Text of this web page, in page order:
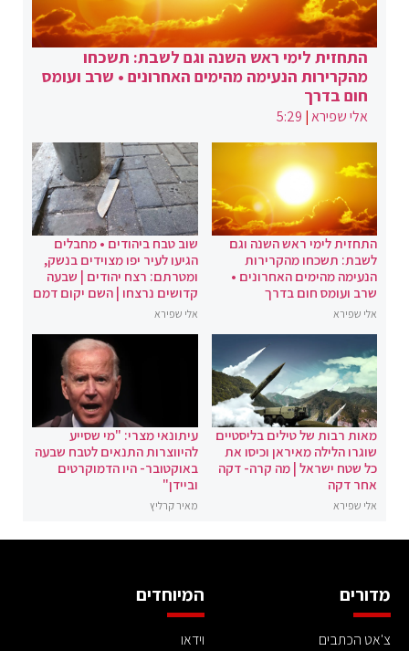
התחזית לימי ראש השנה וגם לשבת: תשכחו
מהקרירות הנעימה מהימים האחרונים • שרב ועומס
חום בדרך
אלי שפירא|
5:29
התחזית לימי ראש השנה וגם
לשבת: תשכחו מהקרירות
הנעימה מהימים האחרונים •
שרב ועומס חום בדרך
אלי שפירא
שוב טבח ביהודים • מחבלים
הגיעו לעיר יפו מצוידים בנשק,
ומטרתם: רצח יהודים | שבעה
קדושים נרצחו | השם יקום דמם
אלי שפירא
מאות רבות של טילים בליסטיים
שוגרו הלילה מאיראן וכיסו את
כל שטח ישראל | מה קרה- דקה
אחר דקה
אלי שפירא
עיתונאי מצרי: "מי שסייע
להיווצרות התנאים לטבח שבעה
באוקטובר- היו הדמוקרטים
וביידן"
מאיר קרליץ
מדורים
צ'אט הכתבים
המיוחדים
וידאו